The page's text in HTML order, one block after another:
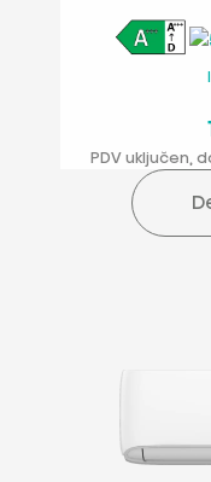
PDV uključen,